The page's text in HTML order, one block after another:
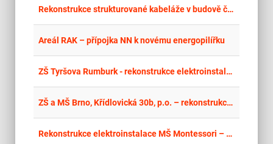
Rekonstrukce strukturované kabeláže v budově č. 1 MěÚ Otrokovice
Areál RAK – přípojka NN k novému energopilířku
ZŠ Tyršova Rumburk - rekonstrukce elektroinstalace
ZŠ a MŠ Brno, Křídlovická 30b, p.o. – rekonstrukce odborné učebny fyziky
Rekonstrukce elektroinstalace MŠ Montessori – stavební práce